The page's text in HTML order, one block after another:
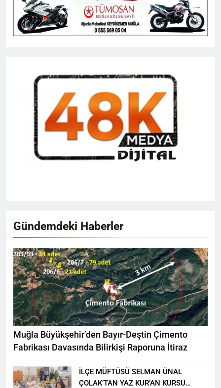
Gündemdeki Haberler
Muğla Büyükşehir’den Bayır-Deştin Çimento
Fabrikası Davasında Bilirkişi Raporuna İtiraz
İLÇE MÜFTÜSÜ SELMAN ÜNAL
ÇOLAK’TAN YAZ KUR’AN KURSU